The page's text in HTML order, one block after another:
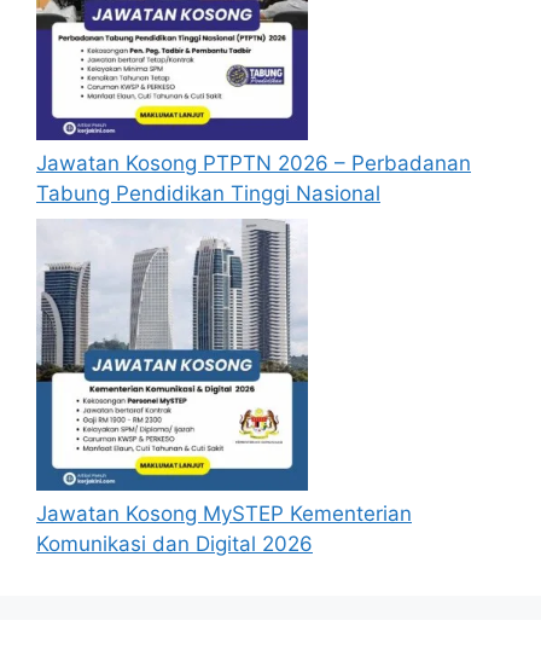
Jawatan Kosong PTPTN 2026 – Perbadanan
Tabung Pendidikan Tinggi Nasional
Jawatan Kosong MySTEP Kementerian
Komunikasi dan Digital 2026